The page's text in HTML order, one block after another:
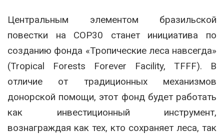
Центральным элементом бразильской
повестки на COP30 станет инициатива по
созданию фонда «Тропические леса навсегда»
(Tropical Forests Forever Facility, TFFF). В
отличие от традиционных механизмов
донорской помощи, этот фонд будет работать
как инвестиционный инструмент,
вознаграждая как тех, кто сохраняет леса, так